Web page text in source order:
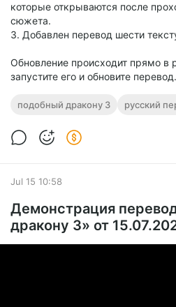
которые открываются после
сюжета.
3. Добавлен перевод шести
Обновление происходит прямо в
запустите его и обновите перевод.
подобный дракону 3 русский
Jul 15 10:58
Демонстрация
дракону 3» от